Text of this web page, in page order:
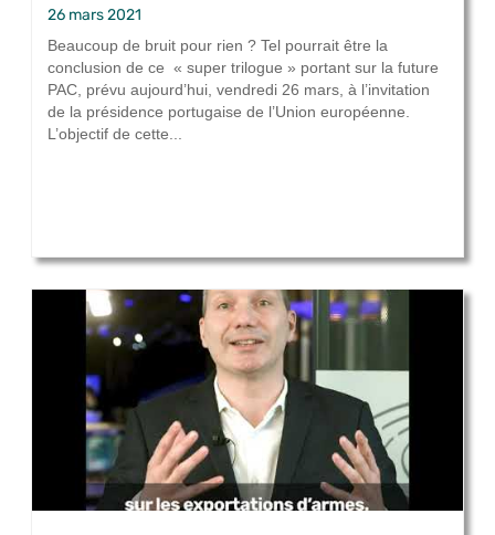
26 mars 2021
Beaucoup de bruit pour rien ? Tel pourrait être la
conclusion de ce « super trilogue » portant sur la future
PAC, prévu aujourd’hui, vendredi 26 mars, à l’invitation
de la présidence portugaise de l’Union européenne.
L’objectif de cette...